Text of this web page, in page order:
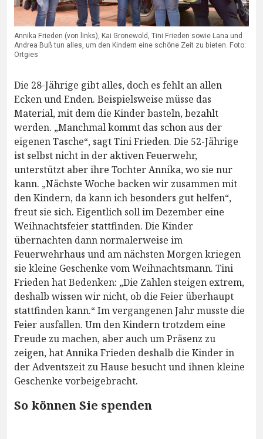
Annika Frieden (von links), Kai Gronewold, Tini Frieden sowie Lana und
Andrea Buß tun alles, um den Kindern eine schöne Zeit zu bieten. Foto:
Ortgies
Die 28-Jährige gibt alles, doch es fehlt an allen
Ecken und Enden. Beispielsweise müsse das
Material, mit dem die Kinder basteln, bezahlt
werden. „Manchmal kommt das schon aus der
eigenen Tasche“, sagt Tini Frieden. Die 52-Jährige
ist selbst nicht in der aktiven Feuerwehr,
unterstützt aber ihre Tochter Annika, wo sie nur
kann. „Nächste Woche backen wir zusammen mit
den Kindern, da kann ich besonders gut helfen“,
freut sie sich. Eigentlich soll im Dezember eine
Weihnachtsfeier stattfinden. Die Kinder
übernachten dann normalerweise im
Feuerwehrhaus und am nächsten Morgen kriegen
sie kleine Geschenke vom Weihnachtsmann. Tini
Frieden hat Bedenken: „Die Zahlen steigen extrem,
deshalb wissen wir nicht, ob die Feier überhaupt
stattfinden kann.“ Im vergangenen Jahr musste die
Feier ausfallen. Um den Kindern trotzdem eine
Freude zu machen, aber auch um Präsenz zu
zeigen, hat Annika Frieden deshalb die Kinder in
der Adventszeit zu Hause besucht und ihnen kleine
Geschenke vorbeigebracht.
So können Sie spenden